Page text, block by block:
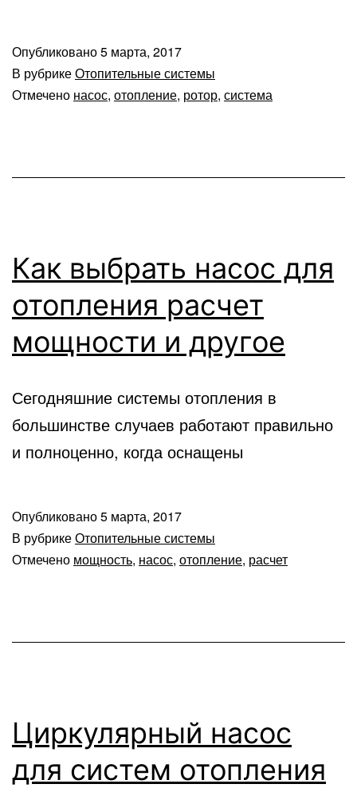
Опубликовано5 марта, 2017
В рубрикеОтопительные системы
Отмечено насос, отопление, ротор, система
Как выбрать насос для
отопления расчет
мощности и другое
Сегодняшние системы отопления в
большинстве случаев работают правильно
и полноценно, когда оснащены
Опубликовано5 марта, 2017
В рубрикеОтопительные системы
Отмечено мощность, насос, отопление, расчет
Циркулярный насос
для систем отопления